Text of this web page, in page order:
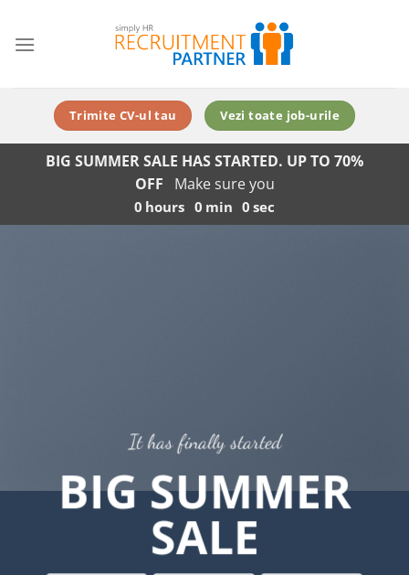
content
Trimite CV-ul tau Vezi toate job-urile
BIG SUMMER SALE HAS STARTED. UP TO 70%
OFF Make sure you
0 hours 0 min 0 sec
It has finally started
BIG SUMMER
SALE